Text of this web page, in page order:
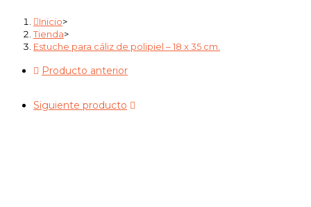
Inicio>
Tienda>
Estuche para cáliz de polipiel – 18 x 35 cm.
Producto anterior
Siguiente producto